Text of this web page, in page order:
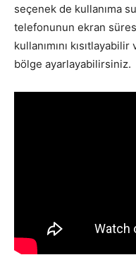
seçenek de kullanıma
telefonunun ekran
kullanımını
bölge ayarlayabilirsiniz.